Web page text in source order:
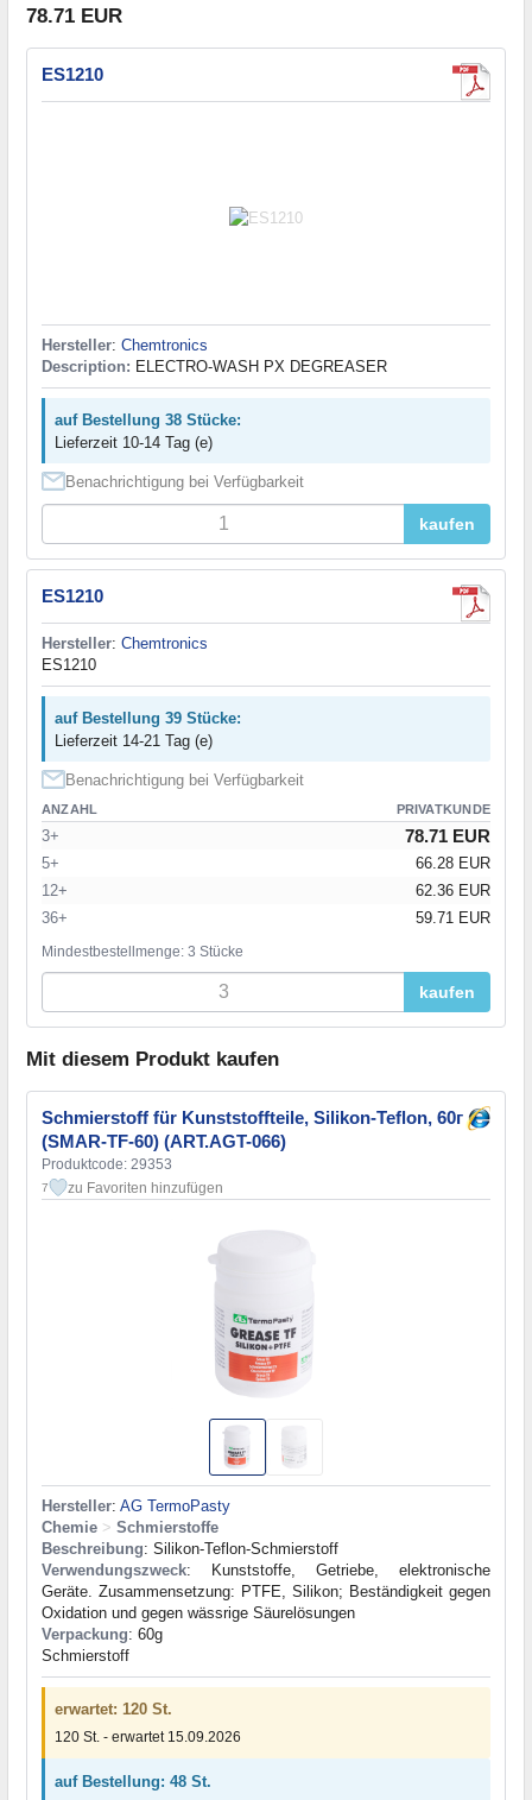
78.71 EUR
ES1210
Hersteller: Chemtronics
Description: ELECTRO-WASH PX DEGREASER
auf Bestellung 38 Stücke:
Lieferzeit 10-14 Tag (e)
Benachrichtigung bei Verfügbarkeit
kaufen
ES1210
Hersteller: Chemtronics
ES1210
auf Bestellung 39 Stücke:
Lieferzeit 14-21 Tag (e)
Benachrichtigung bei Verfügbarkeit
ANZAHL PRIVATKUNDE
3+ 78.71 EUR
5+
66.28 EUR
12+
62.36 EUR
36+
59.71 EUR
Mindestbestellmenge: 3 Stücke
kaufen
Mit diesem Produkt kaufen
Schmierstoff für Kunststoffteile, Silikon-Teflon, 60г
(SMAR-TF-60) (ART.AGT-066)
Produktcode: 29353
7 zu Favoriten hinzufügen
Hersteller: AG TermoPasty
Chemie > Schmierstoffe
Beschreibung: Silikon-Teflon-Schmierstoff
Verwendungszweck: Kunststoffe, Getriebe, elektronische
Geräte. Zusammensetzung: PTFE, Silikon; Beständigkeit gegen
Oxidation und gegen wässrige Säurelösungen
Verpackung: 60g
Schmierstoff
erwartet: 120 St.
120 St. - erwartet 15.09.2026
auf Bestellung: 48 St.